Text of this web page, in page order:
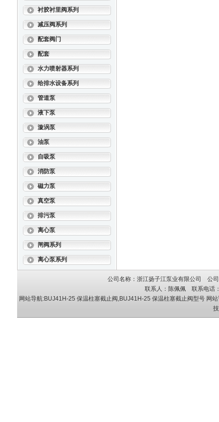
衬胶衬里阀系列
减压阀系列
配套阀门
配套
水力喷射器系列
给排水设备系列
管道泵
液下泵
漩涡泵
油泵
自吸泵
消防泵
磁力泵
真空泵
排污泵
离心泵
闸阀系列
离心泵系列
公司名称：浙江扬子江泵业有限公司 公
联系人：陈佩佩 联系电话
网站导航:BUJ41H-25 保温柱塞截止阀,BUJ41H-25 保温柱塞截止阀型号 网